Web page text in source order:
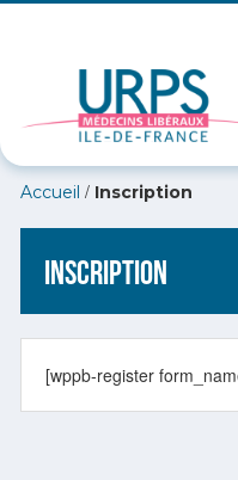
Accueil / Inscription
Inscription
[wppb-register